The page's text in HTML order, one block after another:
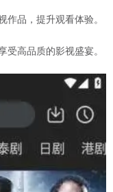
品，提升观看体验。
受高品质的影视盛宴。